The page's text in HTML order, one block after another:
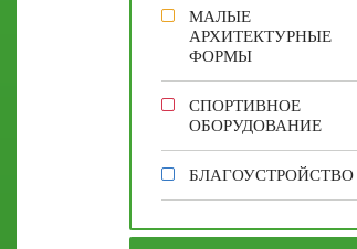
МАЛЫЕ
АРХИТЕКТУРНЫЕ
ФОРМЫ
СПОРТИВНОЕ
ОБОРУДОВАНИЕ
БЛАГОУСТРОЙСТВО